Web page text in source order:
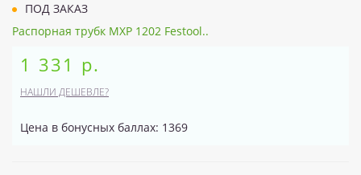
ПОД ЗАКАЗ
Распорная трубк MXP 1202 Festool..
1 331 р.
НАШЛИ ДЕШЕВЛЕ?
Цена в бонусных баллах: 1369